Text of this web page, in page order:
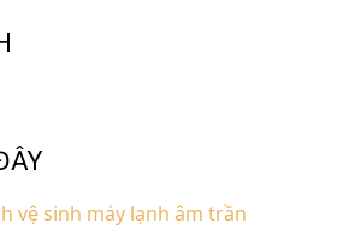
vệ sinh máy lạnh âm trần